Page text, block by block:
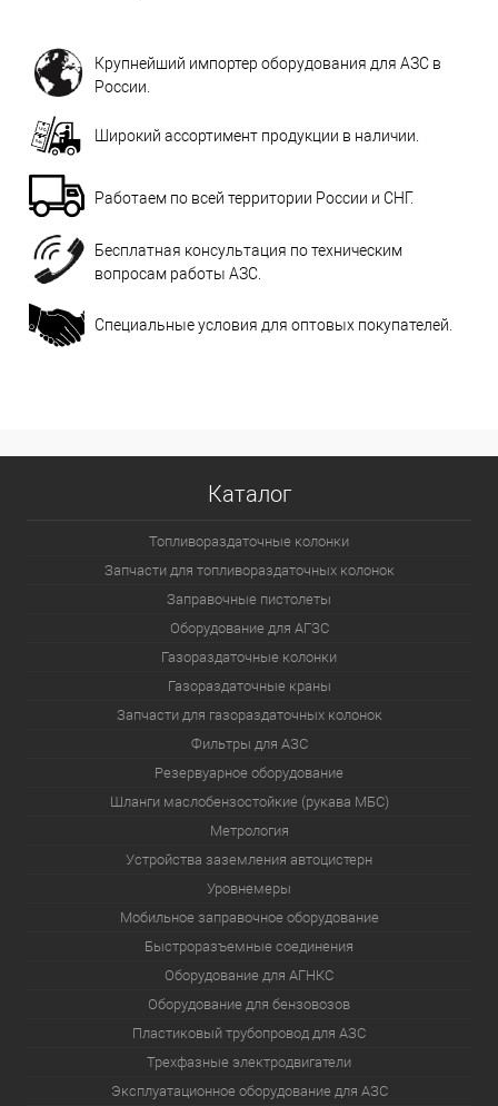
Крупнейший импортер оборудования для АЗС в
России.
Широкий ассортимент продукции в наличии.
Работаем по всей территории России и СНГ.
Бесплатная консультация по техническим
вопросам работы АЗС.
Специальные условия для оптовых покупателей.
Каталог
Топливораздаточные колонки
Запчасти для топливораздаточных колонок
Заправочные пистолеты
Оборудование для АГЗС
Газораздаточные колонки
Газораздаточные краны
Запчасти для газораздаточных колонок
Фильтры для АЗС
Резервуарное оборудование
Шланги маслобензостойкие (рукава МБС)
Метрология
Устройства заземления автоцистерн
Уровнемеры
Мобильное заправочное оборудование
Быстроразъемные соединения
Оборудование для АГНКС
Оборудование для бензовозов
Пластиковый трубопровод для АЗС
Трехфазные электродвигатели
Эксплуатационное оборудование для АЗС